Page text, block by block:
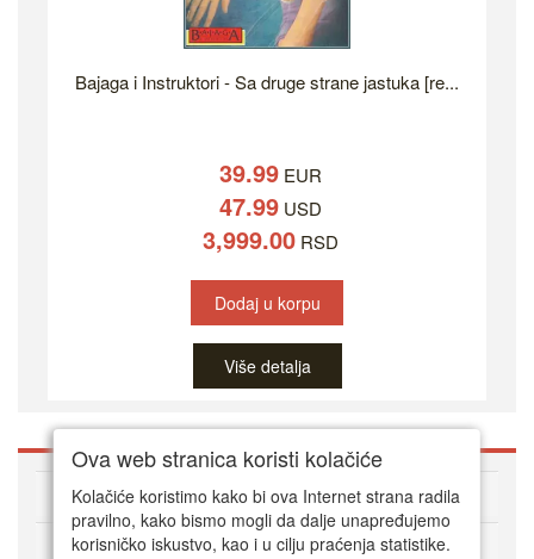
Bajaga i Instruktori - Sa druge strane jastuka [re...
39.99EUR
47.99USD
3,999.00RSD
Dodaj u korpu
Više detalja
O DVD Zoni
Kako kupovati online
Ova web stranica koristi kolačiće
Kolačiće koristimo kako bi ova Internet strana radila
pravilno, kako bismo mogli da dalje unapređujemo
korisničko iskustvo, kao i u cilju praćenja statistike.